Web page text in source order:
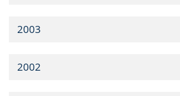
2003
2002